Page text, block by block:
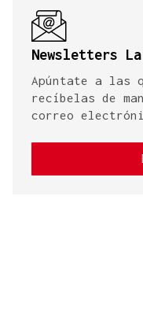
Newsletters
Apúntate a las
recíbelas de
correo